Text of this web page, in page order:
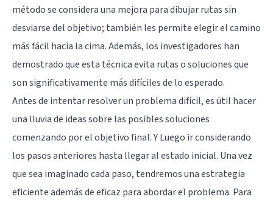
método se considera una mejora para dibujar rutas sin
desviarse del objetivo; también les permite elegir el camino
más fácil hacia la cima. Además, los investigadores han
demostrado que esta técnica evita rutas o soluciones que
son significativamente más difíciles de lo esperado.
Antes de intentar resolver un problema difícil, es útil hacer
una lluvia de ideas sobre las posibles soluciones
comenzando por el objetivo final. Y Luego ir considerando
los pasos anteriores hasta llegar al estado inicial. Una vez
que sea imaginado cada paso, tendremos una estrategia
eficiente además de eficaz para abordar el problema. Para